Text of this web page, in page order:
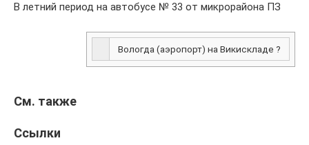
В летний период на автобусе № 33 от микрорайона ПЗ
Вологда (аэропорт) на Викискладе ?
См. также
Ссылки